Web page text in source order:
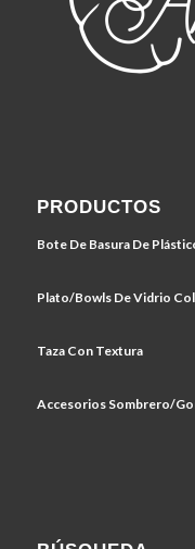
PRODUCTOS
Bote De Basura De
Plato/Bowls De Vidrio
Taza Con Textura
Accesorios Sombrero/